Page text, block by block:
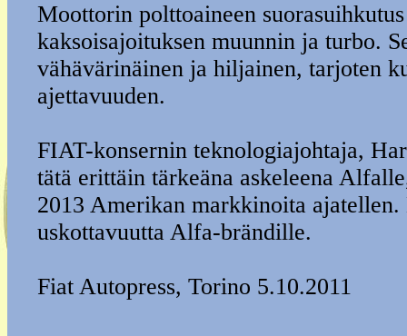
Moottorin polttoaineen
kaksoisajoituksen muunnin ja turbo.
vähävärinäinen ja hiljainen, tarjoten
ajettavuuden.
FIAT-konsernin teknologiajohtaja,
tätä erittäin tärkeäna askeleena
2013 Amerikan markkinoita
uskottavuutta Alfa-brändille.
Fiat Autopress, Torino 5.10.2011